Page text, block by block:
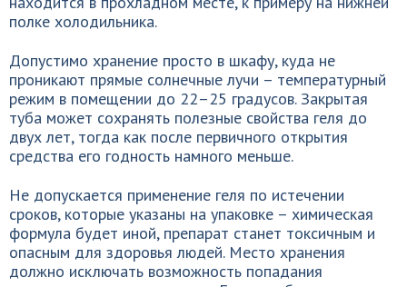
полке холодильника.
Допустимо хранение просто в шкафу, куда не
проникают прямые солнечные лучи – температурный
режим в помещении до 22–25 градусов. Закрытая
туба может сохранять полезные свойства геля до
двух лет, тогда как после первичного открытия
средства его годность намного меньше.
Не допускается применение геля по истечении
сроков, которые указаны на упаковке – химическая
формула будет иной, препарат станет токсичным и
опасным для здоровья людей. Место хранения
должно исключать возможность попадания